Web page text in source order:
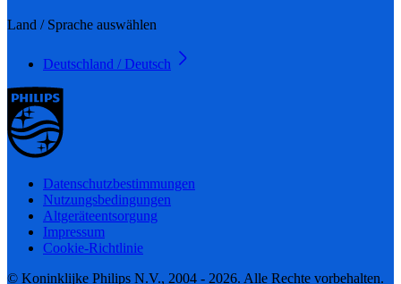
Land / Sprache auswählen
Deutschland / Deutsch
Datenschutzbestimmungen
Nutzungsbedingungen
Altgeräteentsorgung
Impressum
Cookie-Richtlinie
© Koninklijke Philips N.V., 2004 - 2026. Alle Rechte vorbehalten.